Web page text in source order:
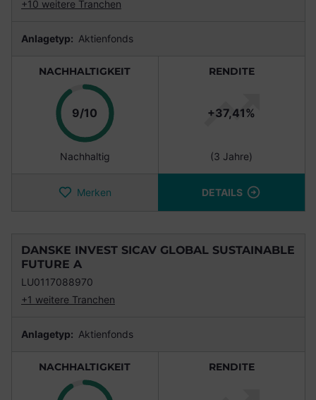
+10 weitere Tranchen
Anlagetyp: Aktienfonds
NACHHALTIGKEIT
9/10 Punkte
Nachhaltig
RENDITE
+37,41%
(3 Jahre)
Merken DETAILS
DANSKE INVEST SICAV GLOBAL SUSTAINABLE
FUTURE A
LU0117088970
+1 weitere Tranchen
Anlagetyp: Aktienfonds
NACHHALTIGKEIT RENDITE